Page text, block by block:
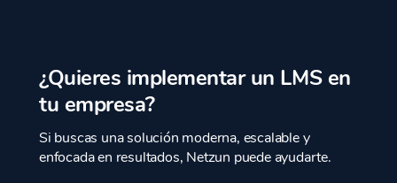
¿Quieres implementar un LMS en
tu empresa?
Si buscas una solución moderna, escalable y
enfocada en resultados, Netzun puede ayudarte.